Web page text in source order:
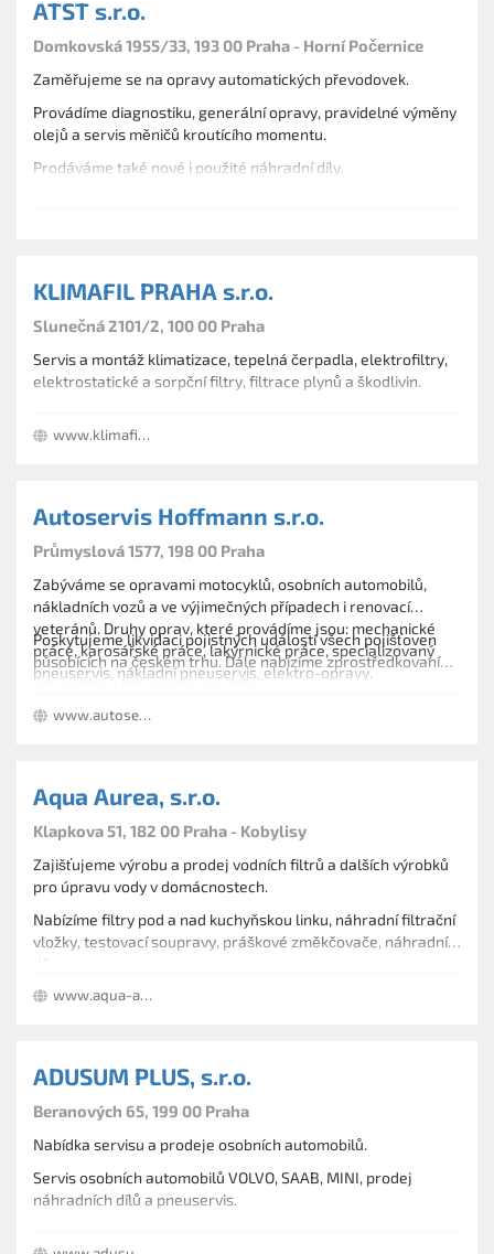
ATST s.r.o.
Domkovská 1955/33, 193 00 Praha - Horní Počernice
Zaměřujeme se na opravy automatických převodovek.
Provádíme diagnostiku, generální opravy, pravidelné výměny
olejů a servis měničů kroutícího momentu.
Prodáváme také nové i použité náhradní díly.
KLIMAFIL PRAHA s.r.o.
Slunečná 2101/2, 100 00 Praha
Servis a montáž klimatizace, tepelná čerpadla, elektrofiltry,
elektrostatické a sorpční filtry, filtrace plynů a škodlivin.
www.klimafil.cz
Autoservis Hoffmann s.r.o.
Průmyslová 1577, 198 00 Praha
Zabýváme se opravami motocyklů, osobních automobilů,
nákladních vozů a ve výjimečných případech i renovací
veteránů. Druhy oprav, které provádíme jsou: mechanické
práce, karosářské práce, lakýrnické práce, specializovaný
pneuservis, nákladní pneuservis, elektro-opravy.
Poskytujeme likvidaci pojistných událostí všech pojišťoven
působících na českém trhu. Dále nabízíme zprostředkovaní
povinného a havarijního pojištění.
www.autoservishoffmann.cz
Aqua Aurea, s.r.o.
Klapkova 51, 182 00 Praha - Kobylisy
Zajišťujeme výrobu a prodej vodních filtrů a dalších výrobků
pro úpravu vody v domácnostech.
Nabízíme filtry pod a nad kuchyňskou linku, náhradní filtrační
vložky, testovací soupravy, práškové změkčovače, náhradní
www.aqua-aurea.cz
ADUSUM PLUS, s.r.o.
Beranových 65, 199 00 Praha
Nabídka servisu a prodeje osobních automobilů.
Servis osobních automobilů VOLVO, SAAB, MINI, prodej
náhradních dílů a pneuservis.